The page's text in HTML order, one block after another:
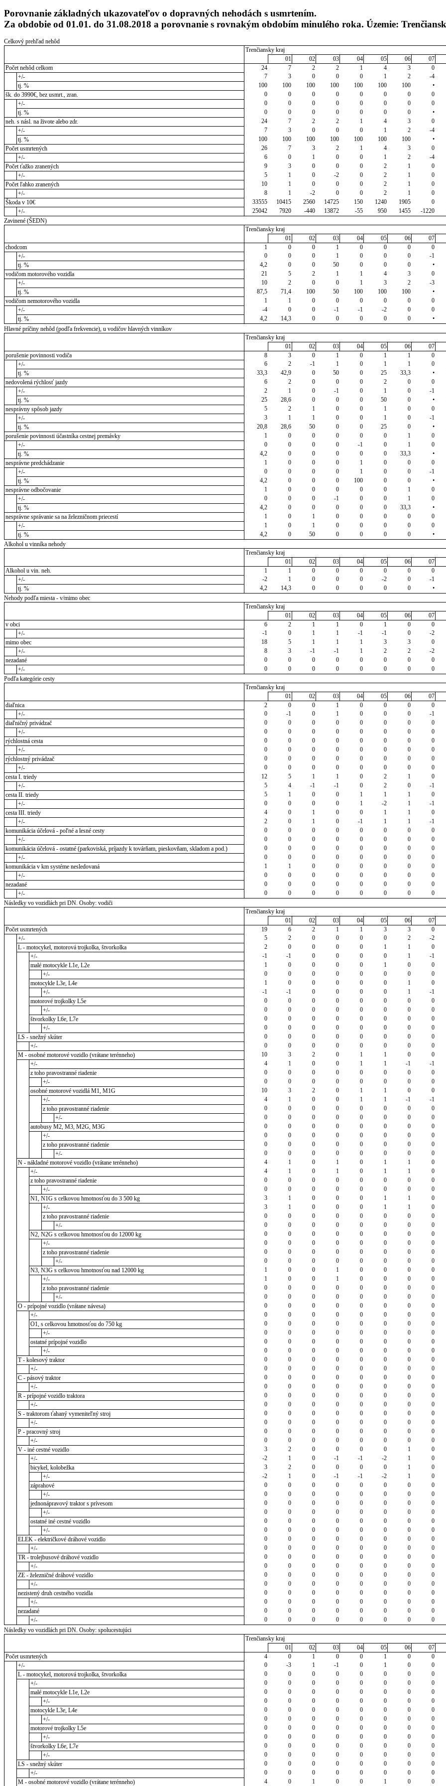
Porovnanie základných ukazovateľov o dopravných nehodách s usmrtením.
Za obdobie od 01.01. do 31.08.2018 a porovnanie s rovnakým obdobím minulého roka. Územie:
Celkový prehľad nehôd
Trenčiansky kraj
01
02 03 04 05 06 07
Počet nehôd celkom
24 7 2 2 1 4 3 0
+/-
7 3 0 0 0 1 2 -4
tj. %
100 100 100 100 100 100 100 •
šk. do 3990€, bez usmrt., zran.
0 0 0 0 0 0 0 0
+/-
0 0 0 0 0 0 0 0
tj. %
0 0 0 0 0 0 0 •
neh. s násl. na živote alebo zdr.
24 7 2 2 1 4 3 0
+/-
7 3 0 0 0 1 2 -4
tj. %
100 100 100 100 100 100 100 •
Počet usmrtených
26 7 3 2 1 4 3 0
+/-
6 0 1 0 0 1 2 -4
Počet ťažko zranených
9 3 0 0 0 2 1 0
+/-
5 1 0 -2 0 2 1 0
Počet ľahko zranených
10 1 0 0 0 2 1 0
+/-
8 1 -2 0 0 2 1 0
Škoda v 10€
33555 10415 2560 14725 150 1240 1905 0
+/-
25042 7920 -440 13872 -55 950 1455 -1220
Zavinené (ŠEDN)
Trenčiansky kraj
01
02 03 04 05 06 07
chodcom
1 0 0 1 0 0 0 0
+/-
0 0 0 1 0 0 0 -1
tj. %
4,2 0 0 50 0 0 0 •
vodičom motorového vozidla
21 5 2 1 1 4 3 0
+/-
10 2 0 0 1 3 2 -3
tj. %
87,5 71,4 100 50 100 100 100 •
vodičom nemotorového vozidla
1 1 0 0 0 0 0 0
+/-
-4 0 0 -1 -1 -2 0 0
tj. %
4,2 14,3 0 0 0 0 0 •
Hlavné príčiny nehôd (podľa frekvencie), u vodičov hlavných vinníkov
Trenčiansky kraj
01
02 03 04 05 06 07
porušenie povinnosti vodiča
8 3 0 1 0 1 1 0
+/-
6 2 -1 1 0 1 1 0
tj. %
33,3 42,9 0 50 0 25 33,3 •
nedovolená rýchlosť jazdy
6 2 0 0 0 2 0 0
+/-
2 1 0 -1 0 1 0 -1
tj. %
25 28,6 0 0 0 50 0 •
nesprávny spôsob jazdy
5 2 1 0 0 1 0 0
+/-
3 1 1 0 0 1 0 -1
tj. %
20,8 28,6 50 0 0 25 0 •
porušenie povinnosti účastníka cestnej premávky
1 0 0 0 0 0 1 0
+/-
0 0 0 0 -1 0 1 0
tj. %
4,2 0 0 0 0 0 33,3 •
nesprávne predchádzanie
1 0 0 0 1 0 0 0
+/-
0 0 0 0 1 0 0 -1
tj. %
4,2 0 0 0 100 0 0 •
nesprávne odbočovanie
1 0 0 0 0 0 1 0
+/-
0 0 0 -1 0 0 1 0
tj. %
4,2 0 0 0 0 0 33,3 •
nesprávne správanie sa na železničnom priecestí
1 0 1 0 0 0 0 0
+/-
1 0 1 0 0 0 0 0
tj. %
4,2 0 50 0 0 0 0 •
Alkohol u vinníka nehody
Trenčiansky kraj
01
02 03 04 05 06 07
Alkohol u vin. neh.
1 1 0 0 0 0 0 0
+/-
-2 1 0 0 0 -2 0 -1
tj. %
4,2 14,3 0 0 0 0 0 •
Nehody podľa miesta - v/mimo obec
Trenčiansky kraj
01
02 03 04 05 06 07
v obci
6 2 1 1 0 1 0 0
+/-
-1 0 1 1 -1 -1 0 -2
mimo obec
18 5 1 1 1 3 3 0
+/-
8 3 -1 -1 1 2 2 -2
nezadané
0 0 0 0 0 0 0 0
+/-
0 0 0 0 0 0 0 0
Podľa kategórie cesty
Trenčiansky kraj
01
02 03 04 05 06 07
diaľnica
2 0 0 1 0 0 0 0
+/-
0 -1 0 1 0 0 0 -1
diaľničný privádzač
0 0 0 0 0 0 0 0
+/-
0 0 0 0 0 0 0 0
rýchlostná cesta
0 0 0 0 0 0 0 0
+/-
0 0 0 0 0 0 0 0
rýchlostný privádzač
0 0 0 0 0 0 0 0
+/-
0 0 0 0 0 0 0 0
cesta I. triedy
12 5 1 1 0 2 1 0
+/-
5 4 -1 -1 0 2 0 -1
cesta II. triedy
5 1 0 0 1 1 1 0
+/-
0 0 0 0 1 -2 1 -1
cesta III. triedy
4 0 1 0 0 1 1 0
+/-
2 0 1 0 -1 1 1 -1
komunikácia účelová - poľné a lesné cesty
0 0 0 0 0 0 0 0
+/-
0 0 0 0 0 0 0 0
komunikácia účelová - ostatné (parkoviská, príjazdy k továrňam, pieskovňam, skladom a pod.)
0 0 0 0 0 0 0 0
+/-
0 0 0 0 0 0 0 0
komunikácia v km systéme nesledovaná
1 1 0 0 0 0 0 0
+/-
0 0 0 0 0 0 0 0
nezadané
0 0 0 0 0 0 0 0
+/-
0 0 0 0 0 0 0 0
Následky vo vozidlách pri DN. Osoby: vodiči
Trenčiansky kraj
01
02 03 04 05 06 07
Počet usmrtených
19 6 2 1 1 3 3 0
+/-
5 2 0 0 0 0 2 -2
L - motocykel, motorová trojkolka, štvorkolka
2 0 0 0 0 1 1 0
+/-
-1 -1 0 0 0 0 1 -1
malé motocykle L1e, L2e
1 0 0 0 0 1 0 0
+/-
0 0 0 0 0 0 0 0
motocykle L3e, L4e
1 0 0 0 0 0 1 0
+/-
-1 -1 0 0 0 0 1 -1
motorové trojkolky L5e
0 0 0 0 0 0 0 0
+/-
0 0 0 0 0 0 0 0
štvorkolky L6e, L7e
0 0 0 0 0 0 0 0
+/-
0 0 0 0 0 0 0 0
LS - snežný skúter
0 0 0 0 0 0 0 0
+/-
0 0 0 0 0 0 0 0
M - osobné motorové vozidlo (vrátane terénneho)
10 3 2 0 1 1 0 0
+/-
4 1 0 0 1 1 -1 -1
z toho pravostranné riadenie
0 0 0 0 0 0 0 0
+/-
0 0 0 0 0 0 0 0
osobné motorové vozidlá M1, M1G
10 3 2 0 1 1 0 0
+/-
4 1 0 0 1 1 -1 -1
z toho pravostranné riadenie
0 0 0 0 0 0 0 0
+/-
0 0 0 0 0 0 0 0
autobusy M2, M3, M2G, M3G
0 0 0 0 0 0 0 0
+/-
0 0 0 0 0 0 0 0
z toho pravostranné riadenie
0 0 0 0 0 0 0 0
+/-
0 0 0 0 0 0 0 0
N - nákladné motorové vozidlo (vrátane terénneho)
4 1 0 1 0 1 1 0
+/-
4 1 0 1 0 1 1 0
z toho pravostranné riadenie
0 0 0 0 0 0 0 0
+/-
0 0 0 0 0 0 0 0
N1, N1G s celkovou hmotnosťou do 3 500 kg
3 1 0 0 0 1 1 0
+/-
3 1 0 0 0 1 1 0
z toho pravostranné riadenie
0 0 0 0 0 0 0 0
+/-
0 0 0 0 0 0 0 0
N2, N2G s celkovou hmotnosťou do 12000 kg
0 0 0 0 0 0 0 0
+/-
0 0 0 0 0 0 0 0
z toho pravostranné riadenie
0 0 0 0 0 0 0 0
+/-
0 0 0 0 0 0 0 0
N3, N3G s celkovou hmotnosťou nad 12000 kg
1 0 0 1 0 0 0 0
+/-
1 0 0 1 0 0 0 0
z toho pravostranné riadenie
0 0 0 0 0 0 0 0
+/-
0 0 0 0 0 0 0 0
O - prípojné vozidlo (vrátane návesa)
0 0 0 0 0 0 0 0
+/-
0 0 0 0 0 0 0 0
O1, s celkovou hmotnosťou do 750 kg
0 0 0 0 0 0 0 0
+/-
0 0 0 0 0 0 0 0
ostatné prípojné vozidlo
0 0 0 0 0 0 0 0
+/-
0 0 0 0 0 0 0 0
T - kolesový traktor
0 0 0 0 0 0 0 0
+/-
0 0 0 0 0 0 0 0
C - pásový traktor
0 0 0 0 0 0 0 0
+/-
0 0 0 0 0 0 0 0
R - prípojné vozidlo traktora
0 0 0 0 0 0 0 0
+/-
0 0 0 0 0 0 0 0
S - traktorom ťahaný vymeniteľný stroj
0 0 0 0 0 0 0 0
+/-
0 0 0 0 0 0 0 0
P - pracovný stroj
0 0 0 0 0 0 0 0
+/-
0 0 0 0 0 0 0 0
V - iné cestné vozidlo
3 2 0 0 0 0 1 0
+/-
-2 1 0 -1 -1 -2 1 0
bicykel, kolobežka
3 2 0 0 0 0 1 0
+/-
-2 1 0 -1 -1 -2 1 0
záprahové
0 0 0 0 0 0 0 0
+/-
0 0 0 0 0 0 0 0
jednonápravový traktor s prívesom
0 0 0 0 0 0 0 0
+/-
0 0 0 0 0 0 0 0
ostatné iné cestné vozidlo
0 0 0 0 0 0 0 0
+/-
0 0 0 0 0 0 0 0
ELEK - električkové dráhové vozidlo
0 0 0 0 0 0 0 0
+/-
0 0 0 0 0 0 0 0
TR - trolejbusové dráhové vozidlo
0 0 0 0 0 0 0 0
+/-
0 0 0 0 0 0 0 0
ZE - železničné dráhové vozidlo
0 0 0 0 0 0 0 0
+/-
0 0 0 0 0 0 0 0
nezistený druh cestného vozidla
0 0 0 0 0 0 0 0
+/-
0 0 0 0 0 0 0 0
nezadané
0 0 0 0 0 0 0 0
+/-
0 0 0 0 0 0 0 0
Následky vo vozidlách pri DN. Osoby: spolucestujúci
Trenčiansky kraj
01
02 03 04 05 06 07
Počet usmrtených
4 0 1 0 0 1 0 0
+/-
0 -3 1 -1 0 1 0 0
L - motocykel, motorová trojkolka, štvorkolka
0 0 0 0 0 0 0 0
+/-
0 0 0 0 0 0 0 0
malé motocykle L1e, L2e
0 0 0 0 0 0 0 0
+/-
0 0 0 0 0 0 0 0
motocykle L3e, L4e
0 0 0 0 0 0 0 0
+/-
0 0 0 0 0 0 0 0
motorové trojkolky L5e
0 0 0 0 0 0 0 0
+/-
0 0 0 0 0 0 0 0
štvorkolky L6e, L7e
0 0 0 0 0 0 0 0
+/-
0 0 0 0 0 0 0 0
LS - snežný skúter
0 0 0 0 0 0 0 0
+/-
0 0 0 0 0 0 0 0
M - osobné motorové vozidlo (vrátane terénneho)
4 0 1 0 0 1 0 0